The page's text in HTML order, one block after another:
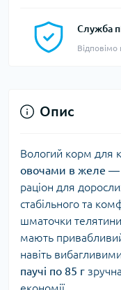
Служба
Відповімо
Опис
Вологий корм для
овочами в желе —
раціон для
стабільного та
шматочки
мають
навіть
паучі по 85 г